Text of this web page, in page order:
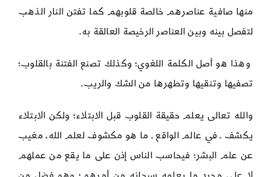
منها صافية عناصرهم خالصة قلوبهم كما تفتن النار الذهب
لتفصل بينه وبين العناصر الرخيصة العالقة به.
وهذا هو أصل الكلمة اللغوي؛ وكذلك تصنع الفتنة بالقلوب؛
تصفيها وتنقيها وتطهرها من الشك والريب.
والله تعالى يعلم حقيقة القلوب قبل الابتلاء؛ ولكن الابتلاء
يكشف ـ في عالم الواقع ـ ما هو مكشوف لعلم الله، مغيب
عن علم البشر؛ فيحاسب الناس إذن على ما يقع من عملهم